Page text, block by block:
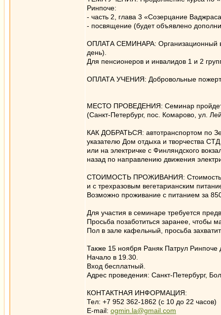
Ринпоче:
- часть 2, глава 3 «Созерцание
- посвящение (будет объявлено
ОПЛАТА СЕМИНАРА: Организационный
день).
Для пенсионеров и инвалидов 1 и 2
ОПЛАТА УЧЕНИЯ: Добровольные
МЕСТО ПРОВЕДЕНИЯ: Семинар пройдет
(Санкт-Петербург, пос. Комарово, ул.
КАК ДОБРАТЬСЯ: автотранспортом по
указателю Дом отдыха и творчества
или на электричке с Финляндского
назад по направлению движения
СТОИМОСТЬ ПРОЖИВАНИЯ: Стоимость
и с трехразовым вегетарианским
Возможно проживание с питанием за
Для участия в семинаре требуется
Просьба позаботиться заранее, чтобы
Пол в зале кафельный, просьба
Также 15 ноября Раняк Патрул Ринпоче
Начало в 19.30.
Вход бесплатный.
Адрес проведения: Санкт-Петербург,
КОНТАКТНАЯ ИНФОРМАЦИЯ:
Тел: +7 952 362-1862 (c 10 до 22 часов)
E-mail: ogmin.la@gmail.com